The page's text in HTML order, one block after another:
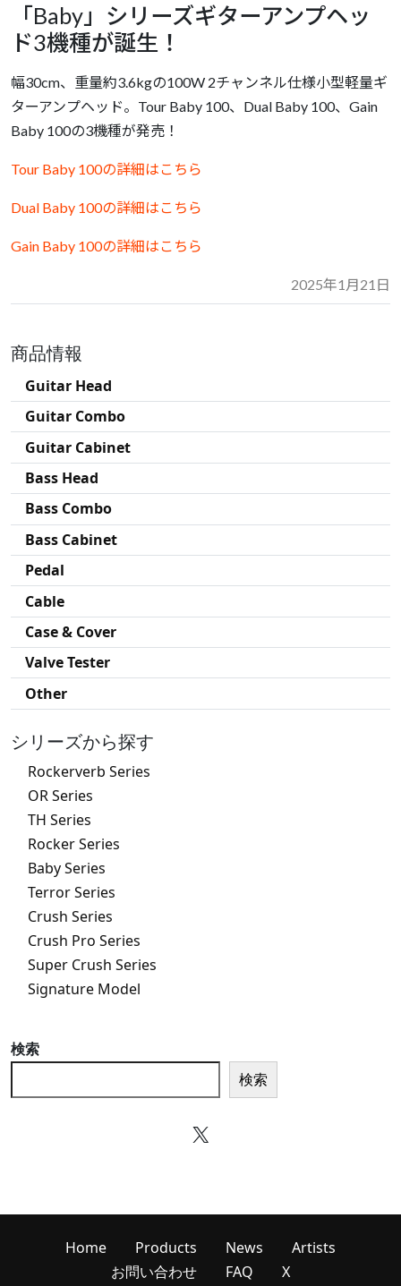
「Baby」シリーズギターアンプヘッ
ド3機種が誕生！
幅30cm、重量約3.6kgの100W 2チャンネル仕様小型軽量ギ
ターアンプヘッド。Tour Baby 100、Dual Baby 100、Gain
Baby 100の3機種が発売！
Tour Baby 100の詳細はこちら
Dual Baby 100の詳細はこちら
Gain Baby 100の詳細はこちら
2025年1月21日
商品情報
Guitar Head
Guitar Combo
Guitar Cabinet
Bass Head
Bass Combo
Bass Cabinet
Pedal
Cable
Case & Cover
Valve Tester
Other
シリーズから探す
Rockerverb Series
OR Series
TH Series
Rocker Series
Baby Series
Terror Series
Crush Series
Crush Pro Series
Super Crush Series
Signature Model
検索
検索
X
Home Products News
Artists
お問い合わせ
FAQ X